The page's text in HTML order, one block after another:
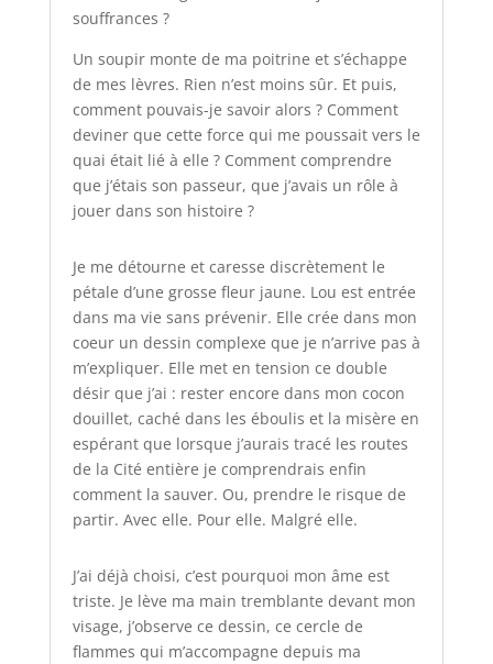
souffrances ?
Un soupir monte de ma poitrine et s’échappe
de mes lèvres. Rien n’est moins sûr. Et puis,
comment pouvais-je savoir alors ? Comment
deviner que cette force qui me poussait vers le
quai était lié à elle ? Comment comprendre
que j’étais son passeur, que j’avais un rôle à
jouer dans son histoire ?
Je me détourne et caresse discrètement le
pétale d’une grosse fleur jaune. Lou est entrée
dans ma vie sans prévenir. Elle crée dans mon
coeur un dessin complexe que je n’arrive pas à
m’expliquer. Elle met en tension ce double
désir que j’ai : rester encore dans mon cocon
douillet, caché dans les éboulis et la misère en
espérant que lorsque j’aurais tracé les routes
de la Cité entière je comprendrais enfin
comment la sauver. Ou, prendre le risque de
partir. Avec elle. Pour elle. Malgré elle.
J’ai déjà choisi, c’est pourquoi mon âme est
triste. Je lève ma main tremblante devant mon
visage, j’observe ce dessin, ce cercle de
flammes qui m’accompagne depuis ma